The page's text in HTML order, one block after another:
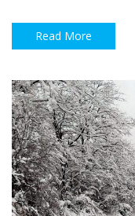
Read More